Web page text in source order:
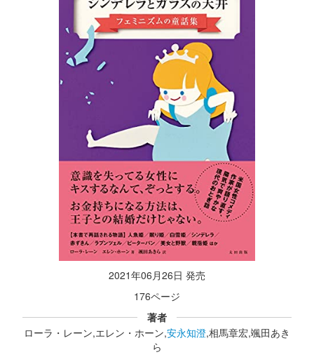
2021年06月26日 発売
176ページ
著者
ローラ・レーン,エレン・ホーン,安永知澄,相馬章宏,颯田あき
ら